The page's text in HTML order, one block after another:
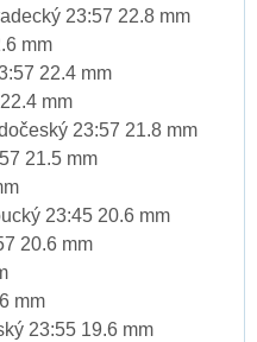
23:57 22.8 mm
mm
22.4 mm
mm
23:57 21.8 mm
21.5 mm
23:45 20.6 mm
20.6 mm
mm
23:55 19.6 mm